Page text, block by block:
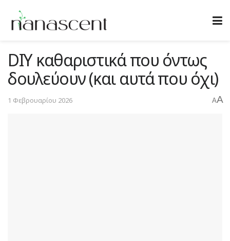
DIY καθαριστικά που όντως
δουλεύουν (και αυτά που όχι)
1 Φεβρουαρίου 2026 AA